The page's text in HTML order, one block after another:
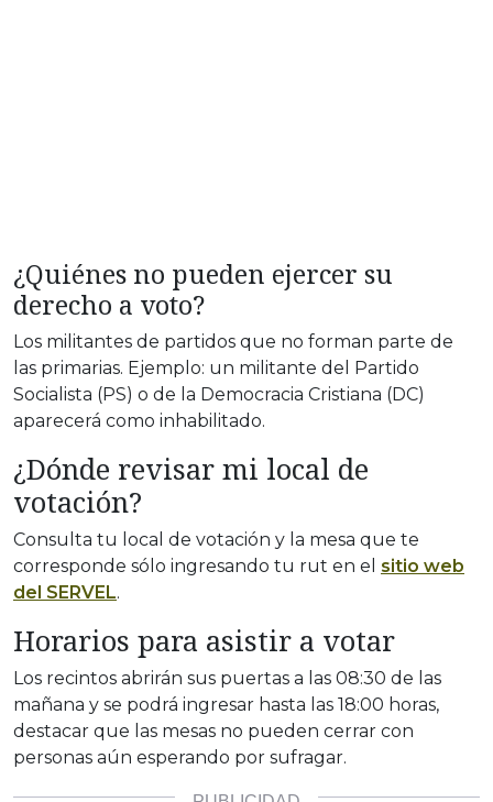
¿Quiénes no pueden ejercer su
derecho a voto?
Los militantes de partidos que no forman parte de
las primarias. Ejemplo: un militante del Partido
Socialista (PS) o de la Democracia Cristiana (DC)
aparecerá como inhabilitado.
¿Dónde revisar mi local de
votación?
Consulta tu local de votación y la mesa que te
corresponde sólo ingresando tu rut en el sitio web
del SERVEL.
Horarios para asistir a votar
Los recintos abrirán sus puertas a las 08:30 de las
mañana y se podrá ingresar hasta las 18:00 horas,
destacar que las mesas no pueden cerrar con
personas aún esperando por sufragar.